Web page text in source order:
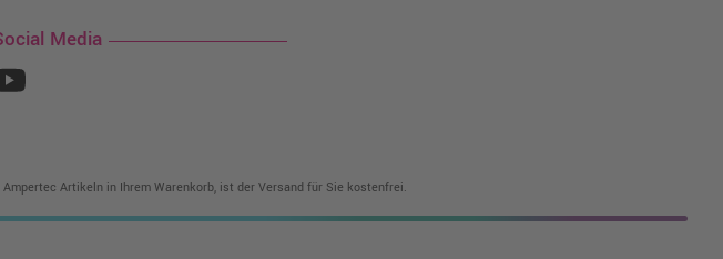
Media
Artikeln in Ihrem Warenkorb, ist der Versand für Sie kostenfrei.